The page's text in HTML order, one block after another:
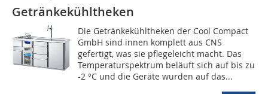
Getränkekühltheken
Die Getränkekühltheken der Cool Compact
GmbH sind innen komplett aus CNS
gefertigt, was sie pflegeleicht macht. Das
Temperaturspektrum beläuft sich auf bis zu
-2 °C und die Geräte wurden auf das...